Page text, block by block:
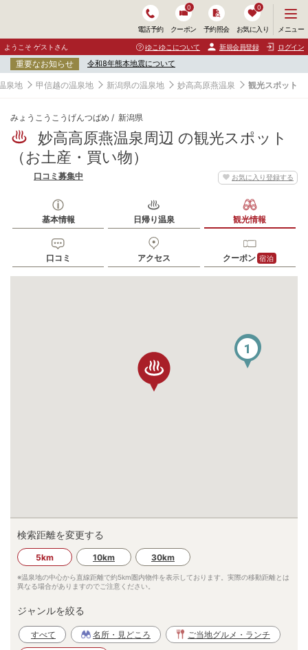
電話予約 クーポン
0
予約照会 お気に入り
0
ニ
ュ
ー
開
く
メニュー
ようこそ ゲストさん ゆこゆこについて 新規会員登録 ログイン
重要なお知らせ 令和8年熊本地震について
泉地 甲信越の温泉地 新潟県の温泉地 妙高高原燕温泉 観光スポット
みょうこうこうげんつばめ 新潟県
妙高高原燕温泉周辺 の観光スポット
（お土産・買い物）
お気に入り登録する
口コミ募集中
基本情報 日帰り温泉 観光情報
口コミ アクセス クーポン 宿泊
1
3
検索距離を変更する
5km 10km 30km
※温泉地の中心から直線距離で約5km圏内物件を表示しております。実際の移動距離とは
異なる場合がありますのでご注意ください。
ジャンルを絞る
すべて 名所・見どころ ご当地グルメ・ランチ